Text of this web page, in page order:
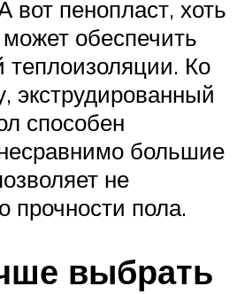
вот пенопласт, хоть
обеспечить
теплоизоляции. Ко
экструдированный
способен
большие
не
прочности пола.
выбрать